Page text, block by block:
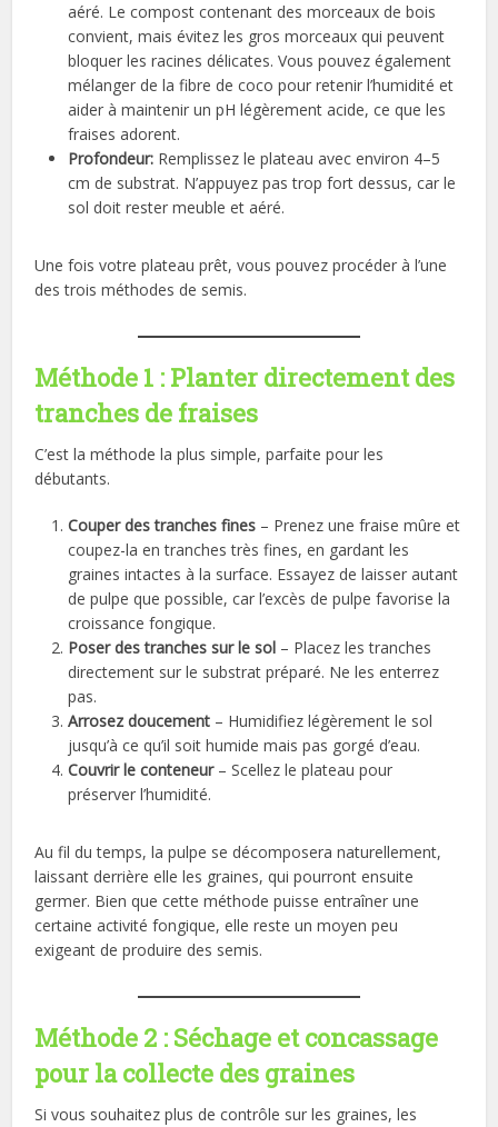
aéré. Le compost contenant des morceaux de bois
convient, mais évitez les gros morceaux qui peuvent
bloquer les racines délicates. Vous pouvez également
mélanger de la fibre de coco pour retenir l’humidité et
aider à maintenir un pH légèrement acide, ce que les
fraises adorent.
Profondeur: Remplissez le plateau avec environ 4–5
cm de substrat. N’appuyez pas trop fort dessus, car le
sol doit rester meuble et aéré.
Une fois votre plateau prêt, vous pouvez procéder à l’une
des trois méthodes de semis.
Méthode 1 : Planter directement des
tranches de fraises
C’est la méthode la plus simple, parfaite pour les
débutants.
Couper des tranches fines – Prenez une fraise mûre et
coupez-la en tranches très fines, en gardant les
graines intactes à la surface. Essayez de laisser autant
de pulpe que possible, car l’excès de pulpe favorise la
croissance fongique.
Poser des tranches sur le sol – Placez les tranches
directement sur le substrat préparé. Ne les enterrez
pas.
Arrosez doucement – Humidifiez légèrement le sol
jusqu’à ce qu’il soit humide mais pas gorgé d’eau.
Couvrir le conteneur– Scellez le plateau pour
préserver l’humidité.
Au fil du temps, la pulpe se décomposera naturellement,
laissant derrière elle les graines, qui pourront ensuite
germer. Bien que cette méthode puisse entraîner une
certaine activité fongique, elle reste un moyen peu
exigeant de produire des semis.
Méthode 2 : Séchage et concassage
pour la collecte des graines
Si vous souhaitez plus de contrôle sur les graines, les